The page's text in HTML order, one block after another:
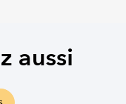
aussi